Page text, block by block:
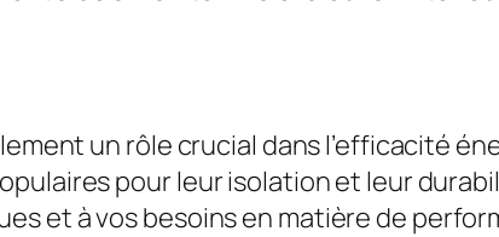
un rôle crucial dans l’efficacité
pour leur isolation et leur
et à vos besoins en matière de